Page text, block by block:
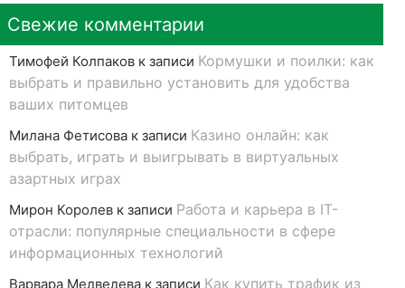
Свежие комментарии
Тимофей Колпаков к записи Кормушки и поилки: как
выбрать и правильно установить для удобства
ваших питомцев
Милана Фетисова к записи Казино онлайн: как
выбрать, играть и выигрывать в виртуальных
азартных играх
Мирон Королев к записи Работа и карьера в IT-
отрасли: популярные специальности в сфере
информационных технологий
Варвара Медведева к записи Как купить трафик из